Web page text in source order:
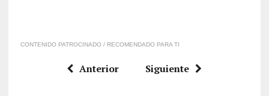
CONTENIDO PATROCINADO / RECOMENDADO PARA TI
Anterior Siguiente